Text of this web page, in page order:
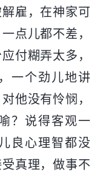
雇，在神家可
点儿都不差，
付糊弄太多，
一个劲儿地讲
他没有怜悯，
？说得客观一
良心理智都没
真理，做事不